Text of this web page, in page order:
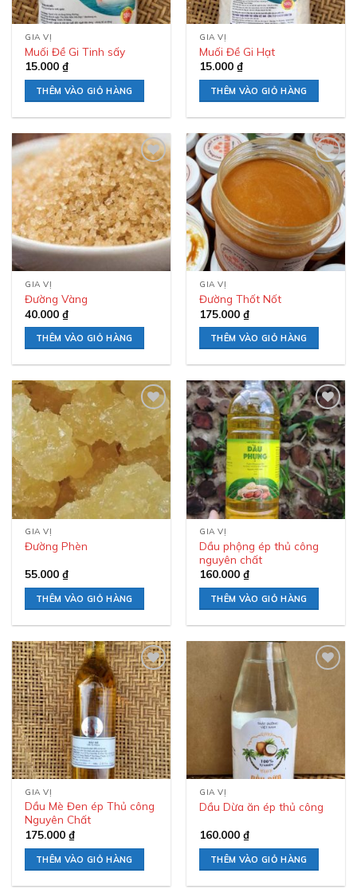
GIA VỊ
Muối Đề Gi Tinh sấy
15.000₫
THÊM VÀO GIỎ HÀNG
GIA VỊ
Muối Đề Gi Hạt
15.000₫
THÊM VÀO GIỎ HÀNG
Add to
wishlist
GIA VỊ
Đường Vàng
40.000₫
THÊM VÀO GIỎ HÀNG
Add to
wishlist
GIA VỊ
Đường Thốt Nốt
175.000₫
THÊM VÀO GIỎ HÀNG
Add to
wishlist
GIA VỊ
Đường Phèn
55.000₫
THÊM VÀO GIỎ HÀNG
Add to
wishlist
GIA VỊ
Dầu phộng ép thủ công
nguyên chất
160.000₫
THÊM VÀO GIỎ HÀNG
Add to
wishlist
GIA VỊ
Dầu Mè Đen ép Thủ công
Nguyên Chất
175.000₫
THÊM VÀO GIỎ HÀNG
GIA VỊ
Dầu Dừa ăn ép thủ công
160.000₫
THÊM VÀO GIỎ HÀNG